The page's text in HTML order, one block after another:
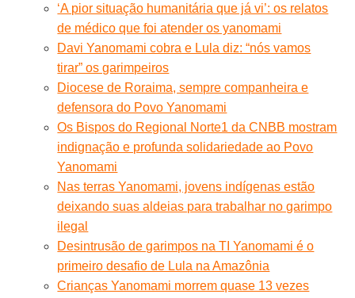
‘A pior situação humanitária que já vi’: os relatos
de médico que foi atender os yanomami
Davi Yanomami cobra e Lula diz: “nós vamos
tirar” os garimpeiros
Diocese de Roraima, sempre companheira e
defensora do Povo Yanomami
Os Bispos do Regional Norte1 da CNBB mostram
indignação e profunda solidariedade ao Povo
Yanomami
Nas terras Yanomami, jovens indígenas estão
deixando suas aldeias para trabalhar no garimpo
ilegal
Desintrusão de garimpos na TI Yanomami é o
primeiro desafio de Lula na Amazônia
Crianças Yanomami morrem quase 13 vezes